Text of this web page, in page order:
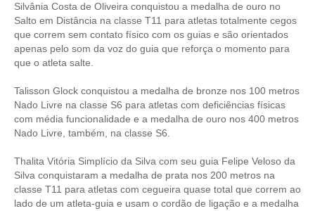
Silvânia Costa de Oliveira conquistou a medalha de ouro no
Salto em Distância na classe T11 para atletas totalmente cegos
que correm sem contato físico com os guias e são orientados
apenas pelo som da voz do guia que reforça o momento para
que o atleta salte.
Talisson Glock conquistou a medalha de bronze nos 100 metros
Nado Livre na classe S6 para atletas com deficiências físicas
com média funcionalidade e a medalha de ouro nos 400 metros
Nado Livre, também, na classe S6.
Thalita Vitória Simplício da Silva com seu guia Felipe Veloso da
Silva conquistaram a medalha de prata nos 200 metros na
classe T11 para atletas com cegueira quase total que correm ao
lado de um atleta-guia e usam o cordão de ligação e a medalha